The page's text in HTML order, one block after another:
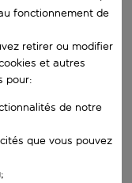
Lorsque les
fonctionnement de
retirer ou modifier
et autres
pour:
de notre
que vous pouvez